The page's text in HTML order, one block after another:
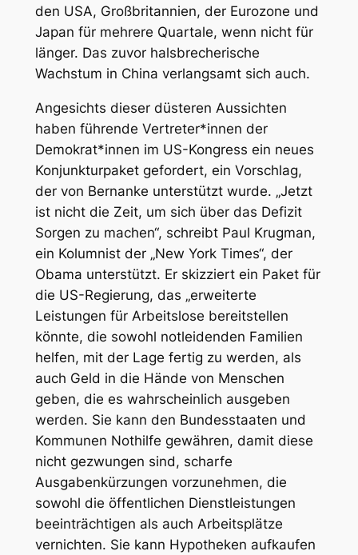
den USA, Großbritannien, der Eurozone und
Japan für mehrere Quartale, wenn nicht für
länger. Das zuvor halsbrecherische
Wachstum in China verlangsamt sich auch.
Angesichts dieser düsteren Aussichten
haben führende Vertreter*innen der
Demokrat*innen im US-Kongress ein neues
Konjunkturpaket gefordert, ein Vorschlag,
der von Bernanke unterstützt wurde. „Jetzt
ist nicht die Zeit, um sich über das Defizit
Sorgen zu machen“, schreibt Paul Krugman,
ein Kolumnist der „New York Times“, der
Obama unterstützt. Er skizziert ein Paket für
die US-Regierung, das „erweiterte
Leistungen für Arbeitslose bereitstellen
könnte, die sowohl notleidenden Familien
helfen, mit der Lage fertig zu werden, als
auch Geld in die Hände von Menschen
geben, die es wahrscheinlich ausgeben
werden. Sie kann den Bundesstaaten und
Kommunen Nothilfe gewähren, damit diese
nicht gezwungen sind, scharfe
Ausgabenkürzungen vorzunehmen, die
sowohl die öffentlichen Dienstleistungen
beeinträchtigen als auch Arbeitsplätze
vernichten. Sie kann Hypotheken aufkaufen